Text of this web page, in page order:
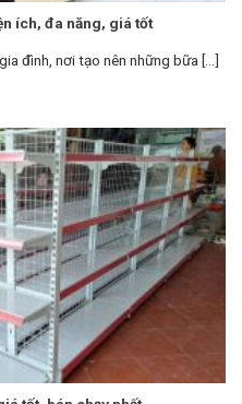
ích, đa năng, giá tốt
đình, nơi tạo nên những bữa [...]